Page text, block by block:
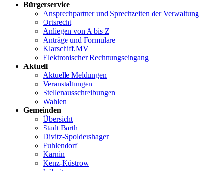
Bürgerservice
Ansprechpartner und Sprechzeiten der Verwaltung
Ortsrecht
Anliegen von A bis Z
Anträge und Formulare
Klarschiff.MV
Elektronischer Rechnungseingang
Aktuell
Aktuelle Meldungen
Veranstaltungen
Stellenausschreibungen
Wahlen
Gemeinden
Übersicht
Stadt Barth
Divitz-Spoldershagen
Fuhlendorf
Karnin
Kenz-Küstrow